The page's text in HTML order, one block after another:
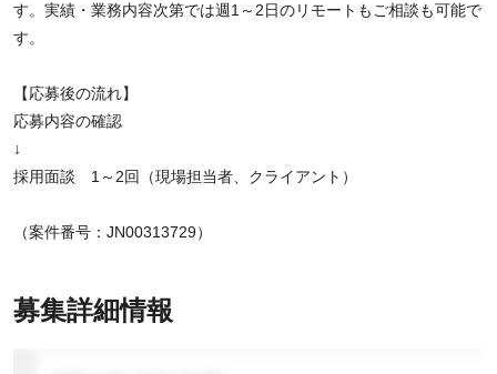
す。実績・業務内容次第では週1～2日のリモートもご相談も可能で
す。
【応募後の流れ】
応募内容の確認
↓
採用面談 1～2回（現場担当者、クライアント）
（案件番号：JN00313729）
募集詳細情報